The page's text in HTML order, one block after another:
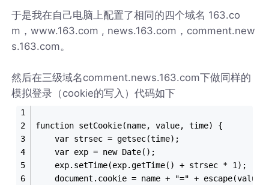
于是我在自己电脑上配置了相同的四个域名 163.co
m，www.163.com , news.163.com，comment.new
s.163.com。
然后在三级域名comment.news.163.com下做同样的
模拟登录（cookie的写入）代码如下
function setCookie(name, value, time) {
    var strsec = getsec(time);
    var exp = new Date();
    exp.setTime(exp.getTime() + strsec * 1);
document.cookie = name + "=" +